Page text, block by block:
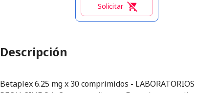
Solicitar
Descripción
Betaplex 6.25 mg x 30 comprimidos - LABORATORIOS